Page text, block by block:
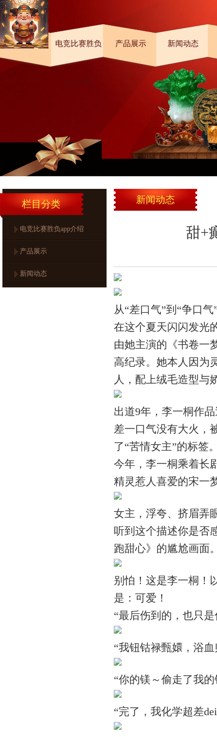
首页 电竞比赛胜负
app介绍
产品展示 新闻动态
“体寒”？
栏目分类
电竞比赛胜负app介绍
产品展示
新闻动态
新闻动态
甜+
从“差口气”到“争口
在这个夏天闪闪发光
由她主演的《书卷一
高纪录。她本人因为
人，配上绒毛造型与
出道9年，李一桐作
差一口气没有大火，
了“苦情女主”的标签
今年，李一桐乘着长
精灵惹人喜爱的宋一
女主，浮夸、挤眉
听到这个描述你是否
跑甜心》的尴尬画面
别怕！这是李一桐！
是：可爱！
“最后伤到的，也只
“我钮钴禄甄嬛，浴血
“你的镁～偷走了我的
“完了，我化学超差